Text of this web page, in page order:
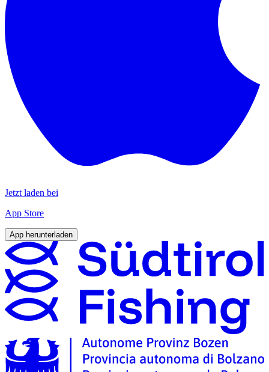
Jetzt laden bei
App Store
App herunterladen